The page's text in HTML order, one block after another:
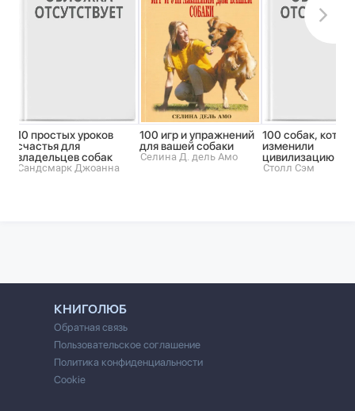
10 простых уроков
счастья для
владельцев собак
Сандсмарк Джоанна
100 игр и упражнений
для вашей собаки
Селина Д. дель Амо
100 собак,
изменили
цивилизацию
Столл Сэм
КНИГОЛЮБ
Обратная связь
Пользовательское соглашение
Политика конфиденциальности
Cookie